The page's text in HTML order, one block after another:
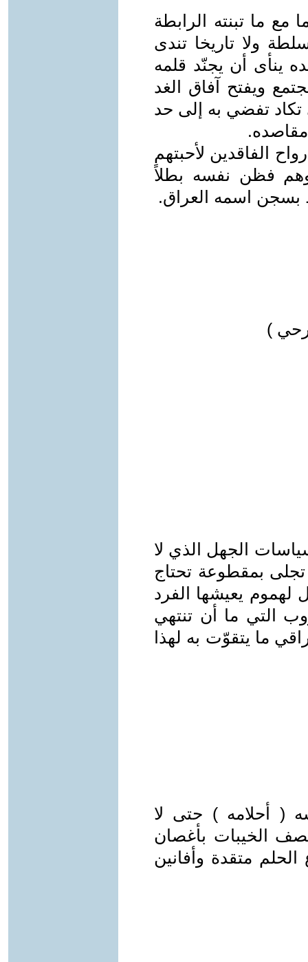
مع ما تبنته الرابطة
ولا تاريخا تندى
ينأى أن يجنّد قلمه
ويفتح آفاق الغد
تكاد تفضي به إلى حد
الفاقدين لأحبتهم
فظن نفسه بطلاً
بسجن اسمه العراق.
)
الجهل الذي لا
تجلى بمقطوعة تحتاج
لهموم يعيشها الفرد
التي ما أن تنتهي
ما يتقوّت به لهذا
( أحلامه ) حتى لا
الخيبات بأغصان
متقدة وأفانين